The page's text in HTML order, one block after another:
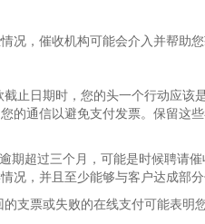
况，催收机构可能会介入并帮助您
止日期时，您的头一个行动应该
的通信以避免支付发票。保留这
期超过三个月，可能是时候聘请
况，并且至少能够与客户达成部分
支票或失败的在线支付可能表明